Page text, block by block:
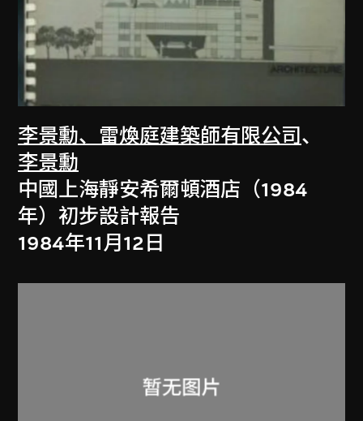
李景勳、雷煥庭建築師有限公司 、
李景勳
中國上海靜安希爾頓酒店（1984
年）初步設計報告
1984年11月12日